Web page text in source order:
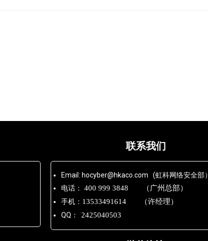
联系我们
Email: hocyber@hkaco.com (虹科网络安全部）
电话：
400 999 3848 （广州总部）
手机： 13533491614 （许经理）
QQ： 2425040503